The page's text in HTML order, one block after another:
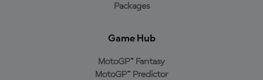
Packages
Game Hub
MotoGP™ Fantasy
MotoGP™ Predictor